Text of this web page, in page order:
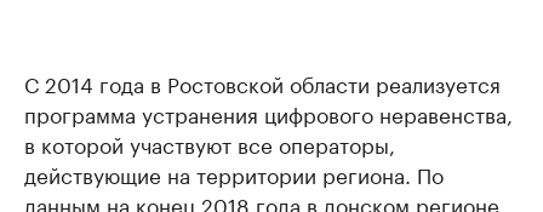
С 2014 года в Ростовской области реализуется
программа устранения цифрового неравенства,
в которой участвуют все операторы,
действующие на территории региона. По
данным на конец 2018 года в донском регионе